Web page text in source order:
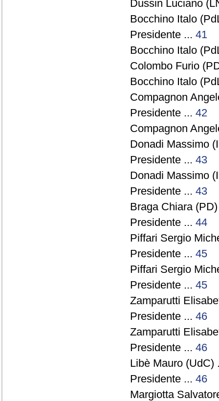
Dussin Luciano
Bocchino Italo
Presidente ... 41
Bocchino Italo
Colombo Furio
Bocchino Italo
Compagnon
Presidente ... 42
Compagnon
Donadi Massimo
Presidente ... 43
Donadi Massimo
Presidente ... 43
Braga Chiara
Presidente ... 44
Piffari Sergio
Presidente ... 45
Piffari Sergio
Presidente ... 45
Zamparutti
Presidente ... 46
Zamparutti
Presidente ... 46
Libè Mauro (UdC)
Presidente ... 46
Margiotta